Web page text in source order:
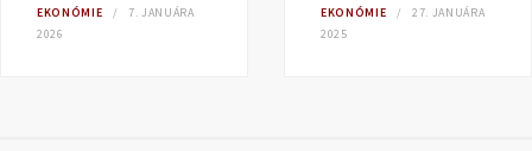
EKONÓMIE
7. JANUÁRA
2026
EKONÓMIE
27. JANUÁRA
2025